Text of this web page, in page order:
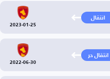
انتقال
2023-01-25
انتقال حر
2022-06-30